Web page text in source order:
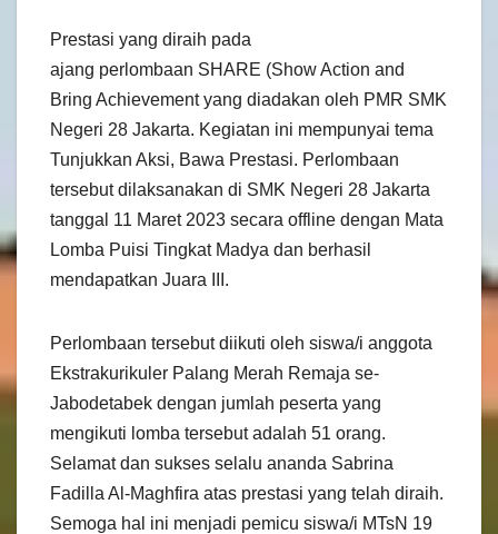
Prestasi yang diraih pada
ajang perlombaan SHARE (Show Action and
Bring Achievement yang diadakan oleh PMR SMK
Negeri 28 Jakarta. Kegiatan ini mempunyai tema
Tunjukkan Aksi, Bawa Prestasi. Perlombaan
tersebut dilaksanakan di SMK Negeri 28 Jakarta
tanggal 11 Maret 2023 secara offline dengan Mata
Lomba Puisi Tingkat Madya dan berhasil
mendapatkan Juara III.
Perlombaan tersebut diikuti oleh siswa/i anggota
Ekstrakurikuler Palang Merah Remaja se-
Jabodetabek dengan jumlah peserta yang
mengikuti lomba tersebut adalah 51 orang.
Selamat dan sukses selalu ananda Sabrina
Fadilla Al-Maghfira atas prestasi yang telah diraih.
Semoga hal ini menjadi pemicu siswa/i MTsN 19